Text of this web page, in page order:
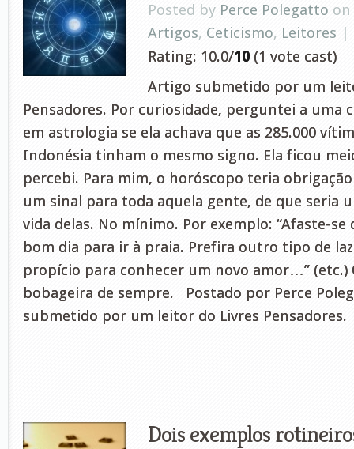
Posted by Perce Polegatto on
Artigos, Ceticismo, Leitores |
Rating: 10.0/10 (1 vote cast)
Artigo submetido por um
Pensadores. Por curiosidade, perguntei a uma
em astrologia se ela achava que as 285.000
Indonésia tinham o mesmo signo. Ela ficou
percebi. Para mim, o horóscopo teria
um sinal para toda aquela gente, de que seria
vida delas. No mínimo. Por exemplo: “Afaste-
bom dia para ir à praia. Prefira outro tipo de
propício para conhecer um novo amor…” (etc.)
bobageira de sempre. Postado por Perce
submetido por um leitor do Livres Pensadores.
Dois exemplos